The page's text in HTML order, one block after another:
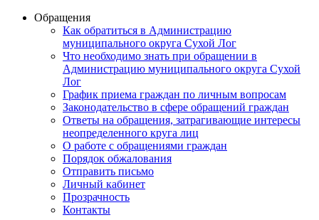
Обращения
Как обратиться в Администрацию
муниципального округа Сухой Лог
Что необходимо знать при обращении в
Администрацию муниципального округа Сухой
Лог
График приема граждан по личным вопросам
Законодательство в сфере обращений граждан
Ответы на обращения, затрагивающие интересы
неопределенного круга лиц
О работе с обращениями граждан
Порядок обжалования
Отправить письмо
Личный кабинет
Прозрачность
Контакты